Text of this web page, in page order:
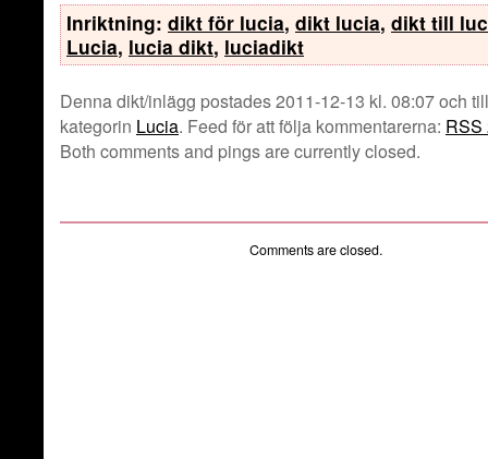
Inriktning: dikt för lucia, dikt lucia, dikt till
Lucia, lucia dikt, luciadikt
Denna dikt/inlägg postades 2011-12-13 kl. 08:07 och
kategorin Lucia. Feed för att följa kommentarerna: RSS
Both comments and pings are currently closed.
Comments are closed.